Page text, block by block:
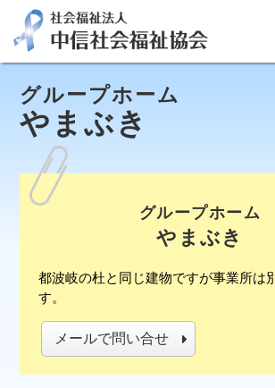
グループホーム
やまぶき
グループホーム
やまぶき
都波岐の杜と同じ建物ですが事業所は
す。
メールで問い合せ